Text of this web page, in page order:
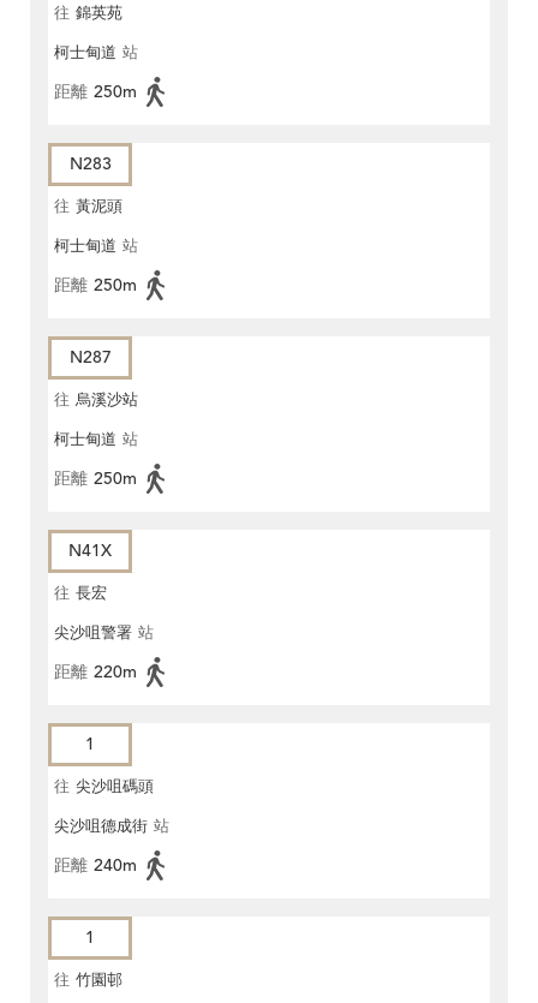
往 錦英苑
柯士甸道 站
距離 250m
N283
往 黃泥頭
柯士甸道 站
距離 250m
N287
往 烏溪沙站
柯士甸道 站
距離 250m
N41X
往 長宏
尖沙咀警署 站
距離 220m
1
往 尖沙咀碼頭
尖沙咀德成街 站
距離 240m
1
往 竹園邨